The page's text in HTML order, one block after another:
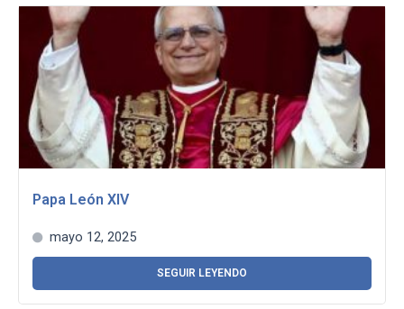
Papa León XIV
mayo 12, 2025
SEGUIR LEYENDO